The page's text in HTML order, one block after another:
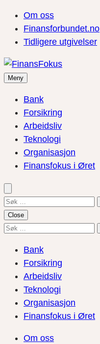
Om oss
Finansforbundet.no
Tidligere utgivelser
Meny
Bank
Forsikring
Arbeidsliv
Teknologi
Organisasjon
Finansfokus i Øret
Søk
etter:
Close
Søk
Bank
Forsikring
Arbeidsliv
Teknologi
Organisasjon
Finansfokus i Øret
Om oss